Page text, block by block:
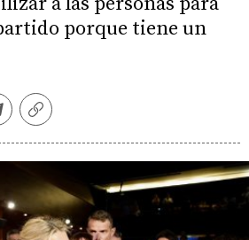
porque tiene un
Copiar